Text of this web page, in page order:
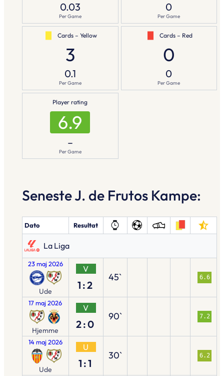
0.03
Per Game
0
Per Game
Cards – Yellow
3
0.1
Per Game
Cards – Red
0
0
Per Game
Player rating
6.9
–
Per Game
Seneste J. de Frutos Kampe:
Dato Resultat
La Liga
23 maj 2026
Ude
V
1:2
45` 6.6
17 maj 2026
Hjemme
V
2:0
90` 7.2
14 maj 2026
Ude
U
1:1
30` 6.2